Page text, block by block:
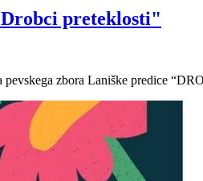
preteklosti"
zbora Laniške predice